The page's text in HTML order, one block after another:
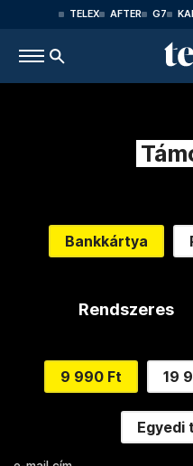
TELEX AFTER G7
Bankkártya
Rendszeres
9 990 Ft 19
Egyedi